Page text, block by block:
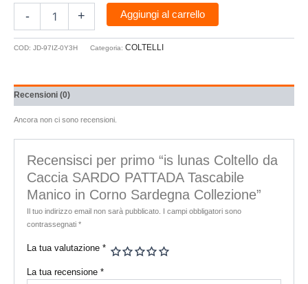
- + Aggiungi al carrello
COD: JD-97IZ-0Y3H Categoria: COLTELLI
Recensioni (0)
Ancora non ci sono recensioni.
Recensisci per primo “is lunas Coltello da
Caccia SARDO PATTADA Tascabile
Manico in Corno Sardegna Collezione”
Il tuo indirizzo email non sarà pubblicato.
I campi obbligatori sono
contrassegnati*
La tua valutazione*
La tua recensione*